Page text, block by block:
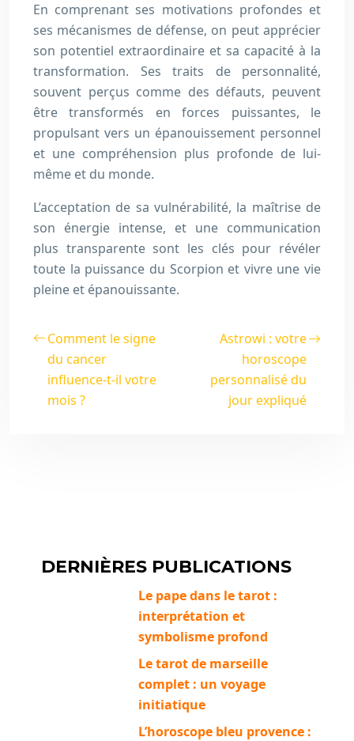
En comprenant ses motivations profondes et
ses mécanismes de défense, on peut apprécier
son potentiel extraordinaire et sa capacité à la
transformation. Ses traits de personnalité,
souvent perçus comme des défauts, peuvent
être transformés en forces puissantes, le
propulsant vers un épanouissement personnel
et une compréhension plus profonde de lui-
même et du monde.
L’acceptation de sa vulnérabilité, la maîtrise de
son énergie intense, et une communication
plus transparente sont les clés pour révéler
toute la puissance du Scorpion et vivre une vie
pleine et épanouissante.
Comment le signe
du cancer
influence-t-il votre
mois ?
Astrowi : votre
horoscope
personnalisé du
jour expliqué
DERNIÈRES PUBLICATIONS
Le pape dans le tarot :
interprétation et
symbolisme profond
Le tarot de marseille
complet : un voyage
initiatique
L’horoscope bleu provence :